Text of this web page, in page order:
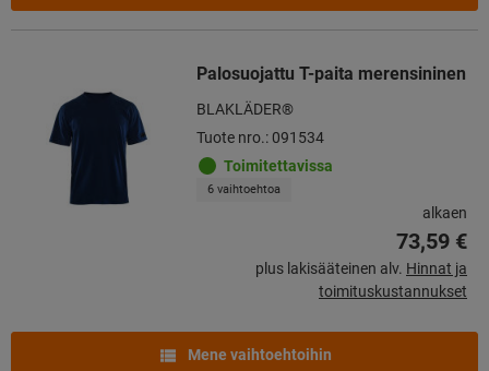
Palosuojattu T-paita merensininen
BLAKLÄDER®
Tuote nro.: 091534
Toimitettavissa
6 vaihtoehtoa
alkaen
73,59 €
plus lakisääteinen alv. Hinnat ja
toimituskustannukset
Mene vaihtoehtoihin